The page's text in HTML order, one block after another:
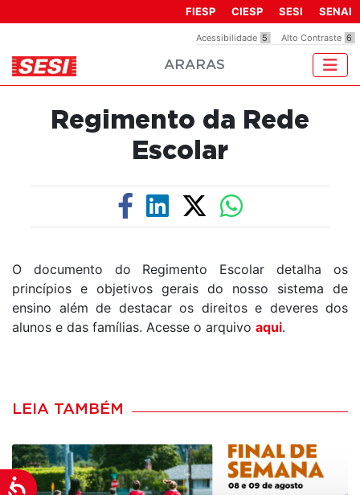
inclui
um
Acessibilidade
Acessibilidade 5 Alto Contraste 6
FIESP CIESP SESI SENAI
ARARAS
Regimento da Rede
Escolar
O documento do Regimento Escolar detalha os
princípios e objetivos gerais do nosso sistema de
ensino além de destacar os direitos e deveres dos
alunos e das famílias. Acesse o arquivo aqui.
LEIA TAMBÉM